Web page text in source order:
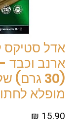
אדל סטיקס
(30 גרם)
מופלא